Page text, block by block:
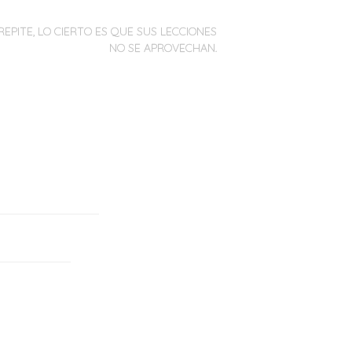
LO CIERTO ES QUE SUS LECCIONES
NO SE APROVECHAN.